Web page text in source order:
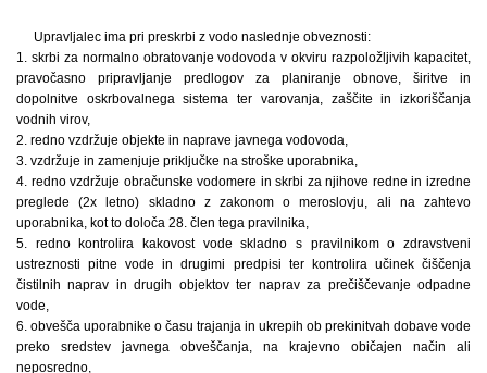
Upravljalec ima pri preskrbi z vodo naslednje obveznosti:
1. skrbi za normalno obratovanje vodovoda v okviru razpoložljivih kapacitet,
pravočasno pripravljanje predlogov za planiranje obnove, širitve in
dopolnitve oskrbovalnega sistema ter varovanja, zaščite in izkoriščanja
vodnih virov,
2. redno vzdržuje objekte in naprave javnega vodovoda,
3. vzdržuje in zamenjuje priključke na stroške uporabnika,
4. redno vzdržuje obračunske vodomere in skrbi za njihove redne in izredne
preglede (2x letno) skladno z zakonom o meroslovju, ali na zahtevo
uporabnika, kot to določa 28. člen tega pravilnika,
5. redno kontrolira kakovost vode skladno s pravilnikom o zdravstveni
ustreznosti pitne vode in drugimi predpisi ter kontrolira učinek čiščenja
čistilnih naprav in drugih objektov ter naprav za prečiščevanje odpadne
vode,
6. obvešča uporabnike o času trajanja in ukrepih ob prekinitvah dobave vode
preko sredstev javnega obveščanja, na krajevno običajen način ali
neposredno,